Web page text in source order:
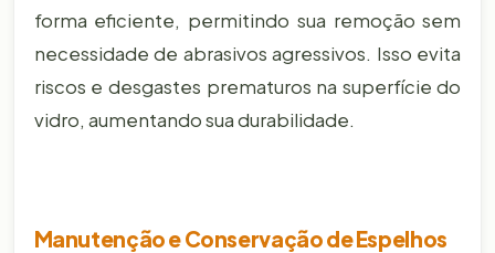
forma eficiente, permitindo sua remoção sem
necessidade de abrasivos agressivos. Isso evita
riscos e desgastes prematuros na superfície do
vidro, aumentando sua durabilidade.
Manutenção e Conservação de Espelhos